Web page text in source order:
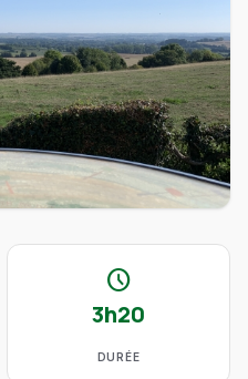
schedule
3h20
DURÉE